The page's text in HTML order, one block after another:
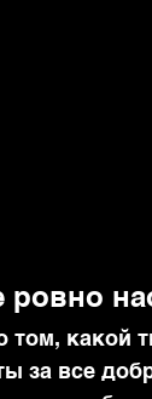
ровно
том, какой
за все